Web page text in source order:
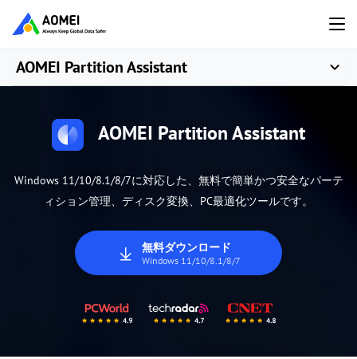
AOMEI Partition Assistant
AOMEI Partition Assistant
Windows 11/10/8.1/8/7に対応した、無料で簡単かつ安全なパーテ
ィション管理、ディスク変換、PC最適化ツールです。
無料ダウンロード
Windows 11/10/8.1/8/7